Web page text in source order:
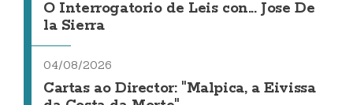
O Interrogatorio de Leis con... Jose De
la Sierra
04/08/2026
Cartas ao Director: "Malpica, a Eivissa